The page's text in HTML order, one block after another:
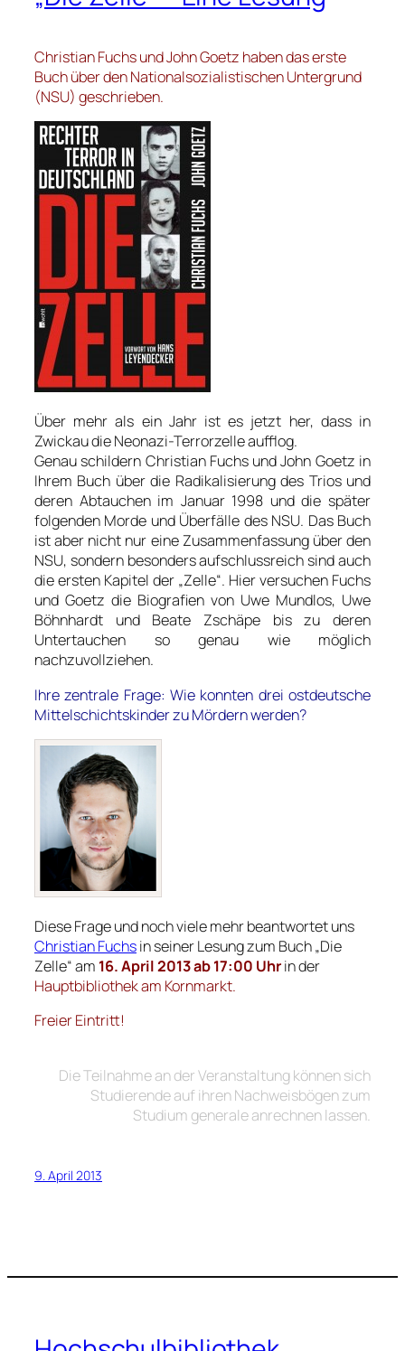
Christian Fuchs und John Goetz haben das erste
Buch über den Nationalsozialistischen Untergrund
(NSU) geschrieben.
Über mehr als ein Jahr ist es jetzt her, dass in
Zwickau die Neonazi-Terrorzelle aufflog.
Genau schildern Christian Fuchs und John Goetz in
Ihrem Buch über die Radikalisierung des Trios und
deren Abtauchen im Januar 1998 und die später
folgenden Morde und Überfälle des NSU. Das Buch
ist aber nicht nur eine Zusammenfassung über den
NSU, sondern besonders aufschlussreich sind auch
die ersten Kapitel der „Zelle“. Hier versuchen Fuchs
und Goetz die Biografien von Uwe Mundlos, Uwe
Böhnhardt und Beate Zschäpe bis zu deren
Untertauchen so genau wie möglich
nachzuvollziehen.
Ihre zentrale Frage: Wie konnten drei ostdeutsche
Mittelschichtskinder zu Mördernwerden?
Diese Frage und noch viele mehr beantwortet uns
Christian Fuchsin seiner Lesung zum Buch „Die
Zelle“ am 16. April 2013 ab 17:00 Uhrin der
Hauptbibliothek am Kornmarkt.
Freier Eintritt!
Die Teilnahme an der Veranstaltung können sich
Studierende auf ihren Nachweisbögen zum
Studium generale anrechnen lassen.
9. April 2013